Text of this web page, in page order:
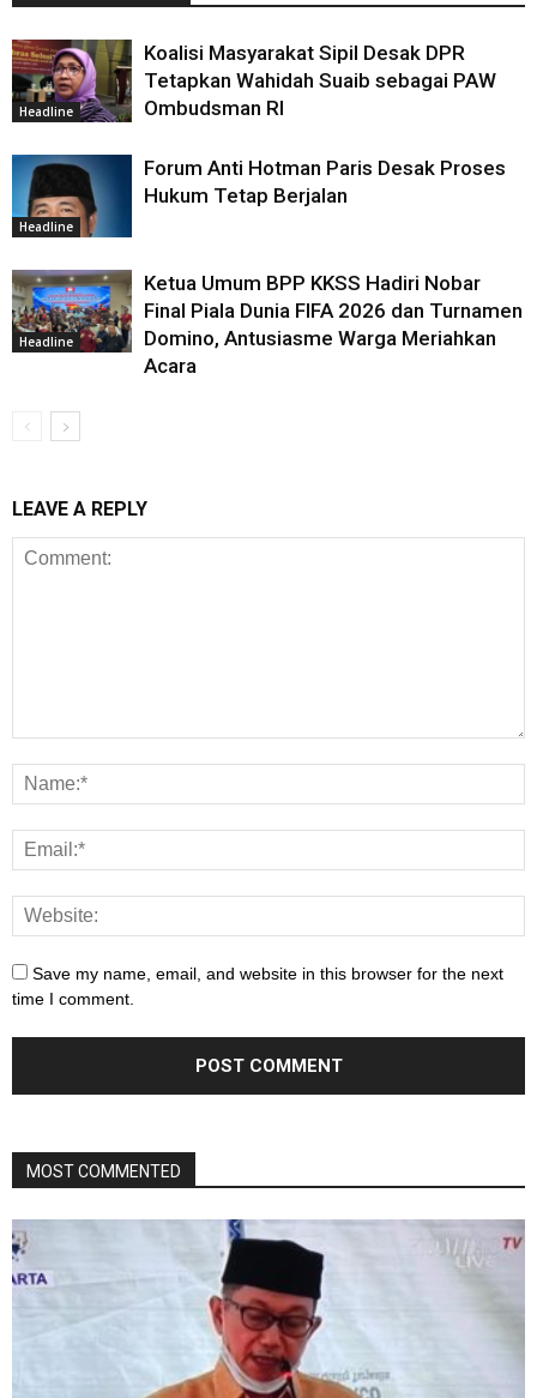
Headline
Koalisi Masyarakat Sipil Desak DPR
Tetapkan Wahidah Suaib sebagai PAW
Ombudsman RI
Headline
Forum Anti Hotman Paris Desak Proses
Hukum Tetap Berjalan
Headline
Ketua Umum BPP KKSS Hadiri Nobar
Final Piala Dunia FIFA 2026 dan Turnamen
Domino, Antusiasme Warga Meriahkan
Acara
LEAVE A REPLY
Save my name, email, and website in this browser for the next
time I comment.
MOST COMMENTED